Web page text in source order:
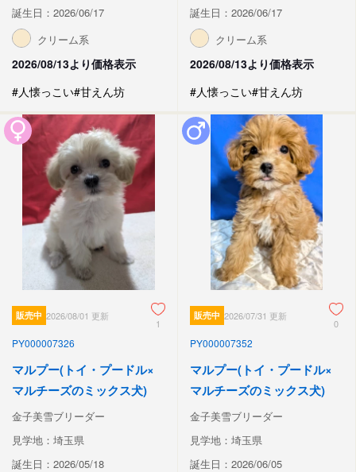
誕生日：2026/06/17
クリーム系
2026/08/13より価格表示
#人懐っこい#甘えん坊
誕生日：2026/06/17
クリーム系
2026/08/13より価格表示
#人懐っこい#甘えん坊
販売中 2026/08/01 更新
1
PY000007326
マルプー(トイ・プードル×
マルチーズのミックス犬)
金子美雪ブリーダー
見学地：埼玉県
誕生日：2026/05/18
販売中 2026/07/31 更新
0
PY000007352
マルプー(トイ・プードル×
マルチーズのミックス犬)
金子美雪ブリーダー
見学地：埼玉県
誕生日：2026/06/05